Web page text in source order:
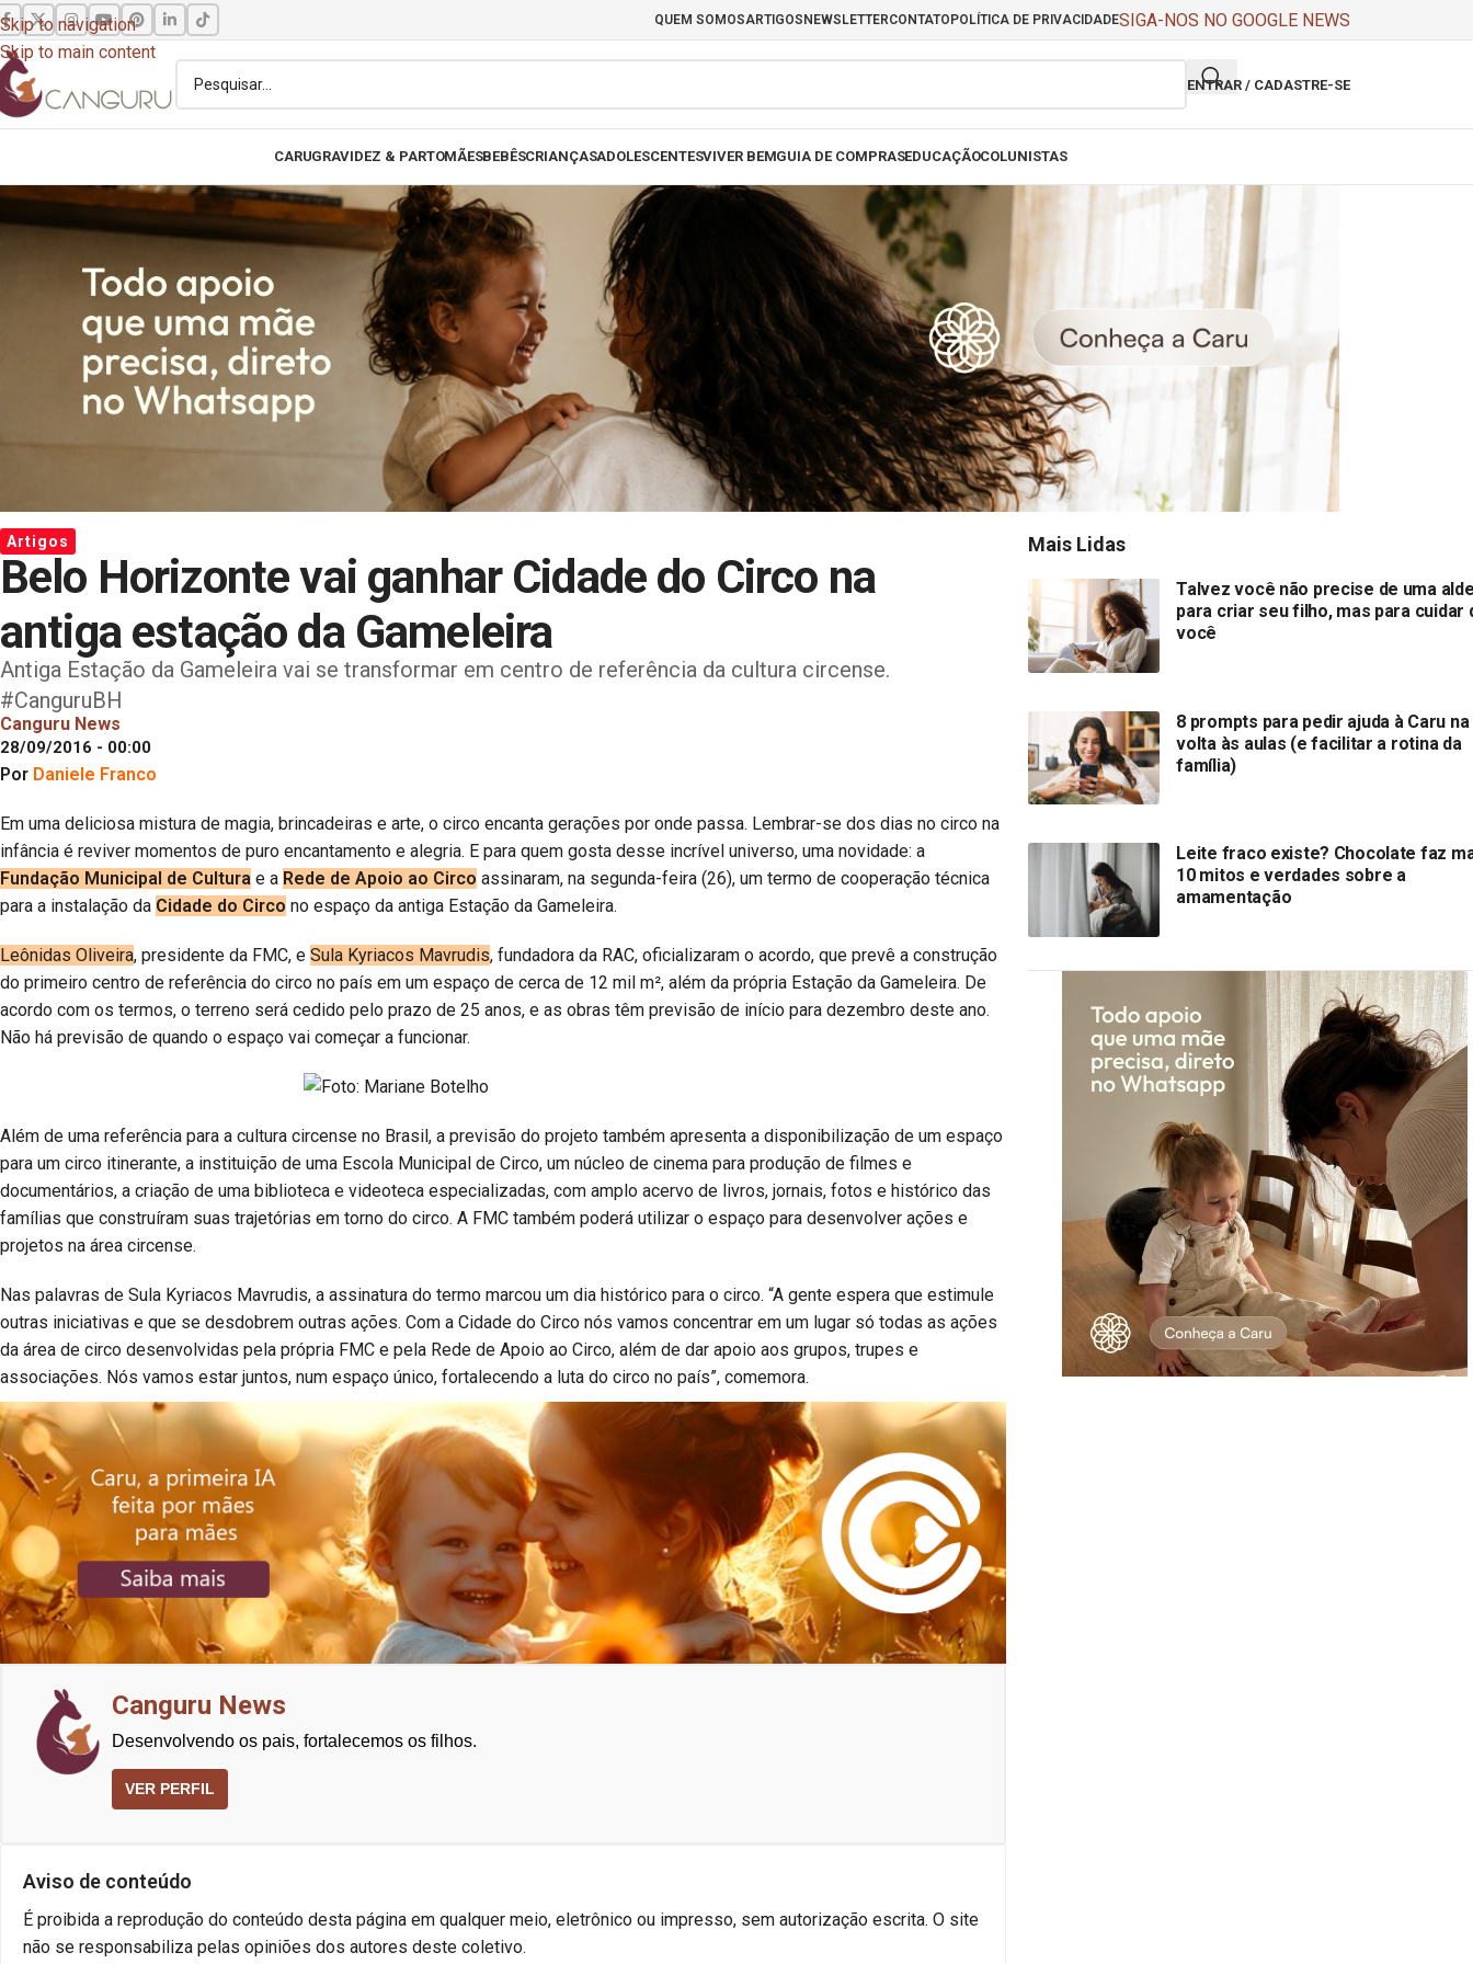
Skip to navigation
Skip to main content
QUEM SOMOSARTIGOS NEWSLETTERCONTATO POLÍTICA DE PRIVACIDADESIGA-NOS NO GOOGLE NEWS
ENTRAR / CADASTRE-SE
CARUGRAVIDEZ & PARTOMÃESBEBÊSCRIANÇASADOLESCENTESVIVER BEMGUIA DE COMPRASEDUCAÇÃOCOLUNISTAS
Artigos
Belo Horizonte vai ganhar Cidade do Circo na
antiga estação da Gameleira
Antiga Estação da Gameleira vai se transformar em centro de referência da cultura circense.
#CanguruBH
Canguru News
28/09/2016 - 00:00
Por Daniele Franco
Em uma deliciosa mistura de magia, brincadeiras e arte, o circo encanta gerações por onde passa. Lembrar-se dos dias no circo na
infância é reviver momentos de puro encantamento e alegria. E para quem gosta desse incrível universo, uma novidade: a
Fundação Municipal de Cultura e a Rede de Apoio ao Circo assinaram, na segunda-feira (26), um termo de cooperação técnica
para a instalação da Cidade do Circo no espaço da antiga Estação da Gameleira.
Leônidas Oliveira, presidente da FMC, e Sula Kyriacos Mavrudis, fundadora da RAC, oficializaram o acordo, que prevê a construção
do primeiro centro de referência do circo no país em um espaço de cerca de 12 mil m², além da própria Estação da Gameleira. De
acordo com os termos, o terreno será cedido pelo prazo de 25 anos, e as obras têm previsão de início para dezembro deste ano.
Não há previsão de quando o espaço vai começar a funcionar.
Além de uma referência para a cultura circense no Brasil, a previsão do projeto também apresenta a disponibilização de um espaço
para um circo itinerante, a instituição de uma Escola Municipal de Circo, um núcleo de cinema para produção de filmes e
documentários, a criação de uma biblioteca e videoteca especializadas, com amplo acervo de livros, jornais, fotos e histórico das
famílias que construíram suas trajetórias em torno do circo. A FMC também poderá utilizar o espaço para desenvolver ações e
projetos na área circense.
Nas palavras de Sula Kyriacos Mavrudis, a assinatura do termo marcou um dia histórico para o circo. “A gente espera que estimule
outras iniciativas e que se desdobrem outras ações. Com a Cidade do Circo nós vamos concentrar em um lugar só todas as ações
da área de circo desenvolvidas pela própria FMC e pela Rede de Apoio ao Circo, além de dar apoio aos grupos, trupes e
associações. Nós vamos estar juntos, num espaço único, fortalecendo a luta do circo no país”, comemora.
Canguru News
Desenvolvendo os pais, fortalecemos os filhos.
VER PERFIL
Aviso de conteúdo
É proibida a reprodução do conteúdo desta página em qualquer meio, eletrônico ou impresso, sem autorização escrita. O site
não se responsabiliza pelas opiniões dos autores deste coletivo.
Mais Lidas
Talvez você não precise de uma
para criar seu filho, mas para cuidar
você
8 prompts para pedir ajuda à Caru na
volta às aulas (e facilitar a rotina da
família)
Leite fraco existe? Chocolate faz
10 mitos e verdades sobre a
amamentação